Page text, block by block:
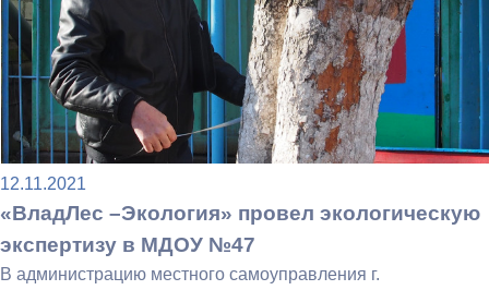
12.11.2021
«ВладЛес –Экология» провел экологическую
экспертизу в МДОУ №47
В администрацию местного самоуправления г.